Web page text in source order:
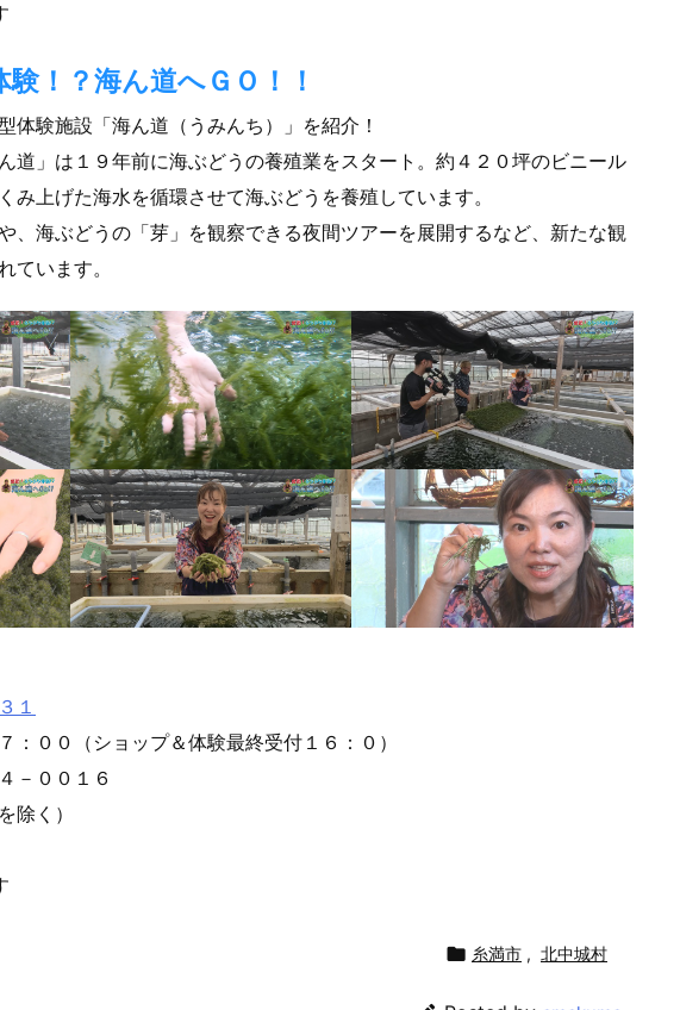
！？海ん道へＧＯ！！
体験施設「海ん道（うみんち）」を紹介！
道」は１９年前に海ぶどうの養殖業をスタート。約４２０坪のビニール
み上げた海水を循環させて海ぶどうを養殖しています。
、海ぶどうの「芽」を観察できる夜間ツアーを展開するなど、新たな観
ています。
１
：００（ショップ＆体験最終受付１６：０）
－００１６
除く）
 糸満市 , 北中城村
１月
１日
（木
曜
日）
９月
１日
（月
曜
日）
６月
２３
日
（月
曜
２月
２４
日
（月
曜
１月
１３
（月
曜
４月
１５
日
（月
曜
３月
１１
日
（月
曜
１２
１日
（月
曜